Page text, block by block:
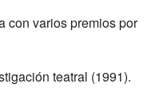
con varios premios por
teatral (1991).